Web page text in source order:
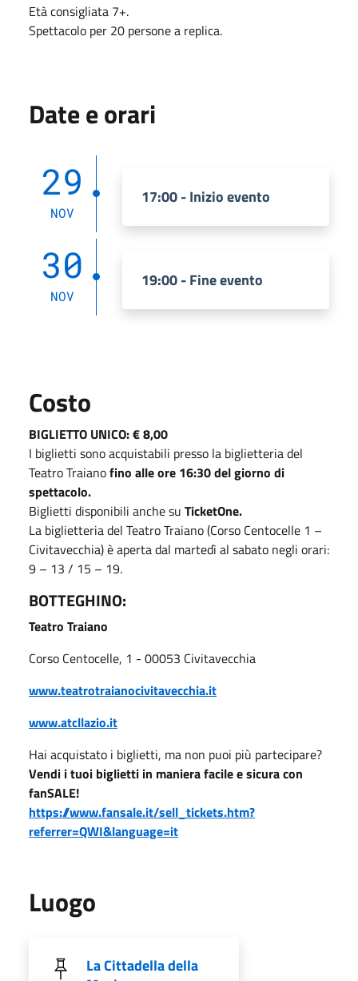
Età consigliata 7+.
Spettacolo per 20 persone a replica.
Date e orari
29
NOV
17:00 - Inizio evento
30
NOV
19:00 - Fine evento
Costo
BIGLIETTO UNICO: € 8,00
I biglietti sono acquistabili presso la biglietteria del
Teatro Traianofino alle ore 16:30 del giorno di
spettacolo.
Biglietti disponibili anche su TicketOne.
La biglietteria del Teatro Traiano (Corso Centocelle 1 –
Civitavecchia) è aperta dal martedì al sabato negli orari:
9 – 13 / 15 – 19.
BOTTEGHINO:
Teatro Traiano
Corso Centocelle, 1 - 00053 Civitavecchia
www.teatrotraianocivitavecchia.it
www.atcllazio.it
Hai acquistato i biglietti, ma non puoi più partecipare?
Vendi i tuoi biglietti in maniera facile e sicura con
fanSALE!
https://www.fansale.it/sell_tickets.htm?
referrer=QWI&language=it
Luogo
La Cittadella della